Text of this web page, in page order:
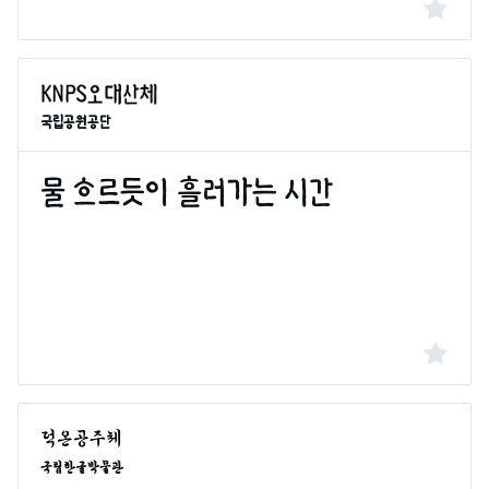
국립공원공단
국립한글박물관